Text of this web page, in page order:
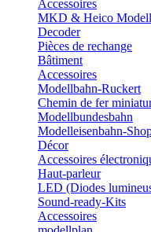
Accessoires
MKD & Heico Modell
Decoder
Pièces de rechange
Bâtiment
Accessoires
Modellbahn-Ruckert
Chemin de fer
Modellbundesbahn
Modelleisenbahn-
Décor
Accessoires
Haut-parleur
LED (Diodes
Sound-ready-Kits
Accessoires